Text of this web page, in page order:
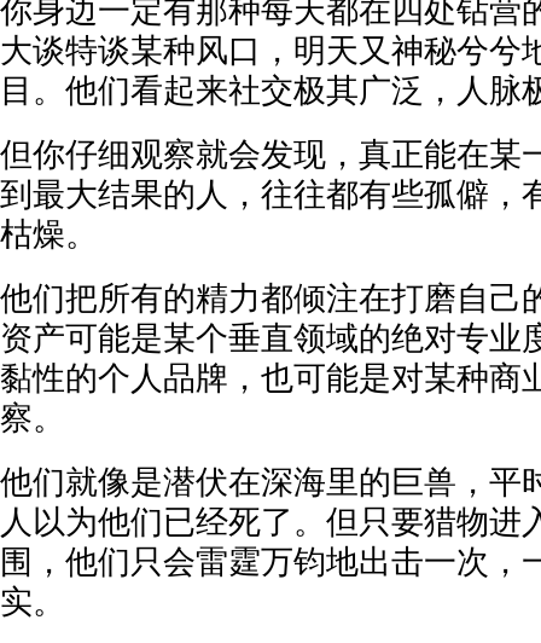
你身边一定有那种每天都在四处钻营
大谈特谈某种风口，明天又神秘兮兮
目。他们看起来社交极其广泛，人脉
但你仔细观察就会发现，真正能在某
到最大结果的人，往往都有些孤僻，
枯燥。
他们把所有的精力都倾注在打磨自己
资产可能是某个垂直领域的绝对专业
黏性的个人品牌，也可能是对某种商
察。
他们就像是潜伏在深海里的巨兽，平
人以为他们已经死了。但只要猎物进
围，他们只会雷霆万钧地出击一次，
实。